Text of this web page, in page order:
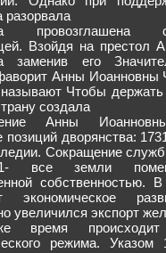
разорвала
Взойдя на престол
заменив его
Анны Иоанновны
Чтобы
создала
Анны
позиций дворянства:
Сокращение
все земли
собственностью.
экономическое
увеличился экспорт
происходит
режима.